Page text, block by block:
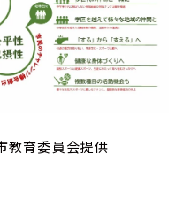
教育委員会提供